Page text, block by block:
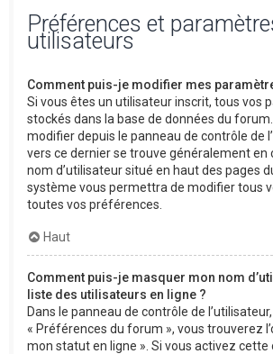
Préférences et
utilisateurs
Comment puis-je modifier mes
Si vous êtes un utilisateur inscrit, tous vos
stockés dans la base de données du
modifier depuis le panneau de contrôle de
vers ce dernier se trouve généralement en
nom d’utilisateur situé en haut des pages
système vous permettra de modifier tous
toutes vos préférences.
Haut
Comment puis-je masquer mon nom
liste des utilisateurs en ligne ?
Dans le panneau de contrôle de
« Préférences du forum », vous trouverez
mon statut en ligne ». Si vous activez cette